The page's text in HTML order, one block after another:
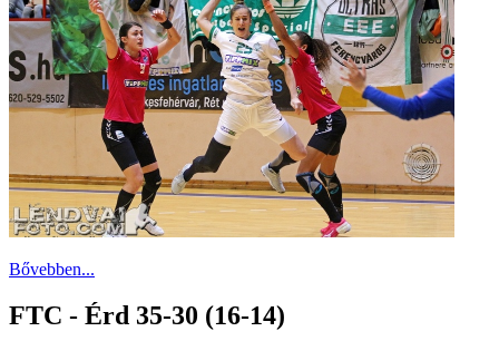
Bővebben...
FTC - Érd 35-30 (16-14)